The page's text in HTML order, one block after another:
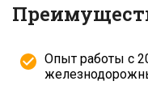
Опыт работы с